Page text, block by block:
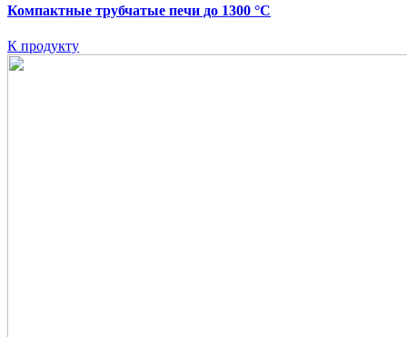
Компактные трубчатые печи до 1300 °C
К продукту